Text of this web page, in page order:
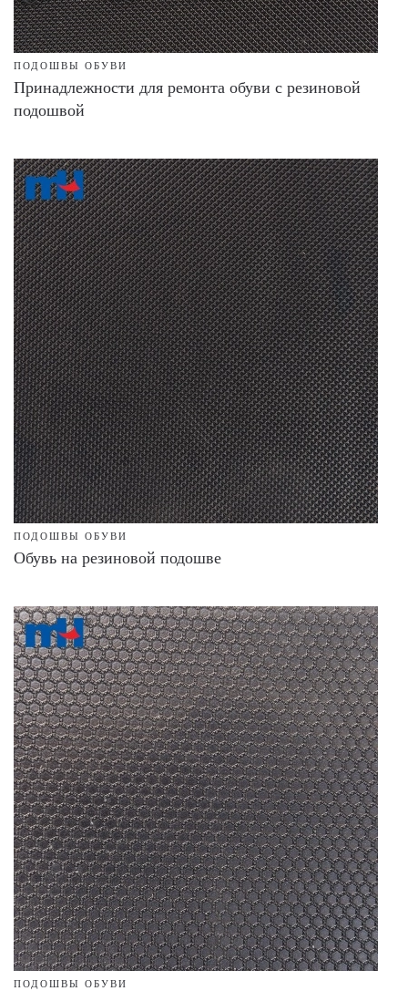
ПОДОШВЫ ОБУВИ
Принадлежности для ремонта обуви с резиновой
подошвой
ПОДОШВЫ ОБУВИ
Обувь на резиновой подошве
ПОДОШВЫ ОБУВИ